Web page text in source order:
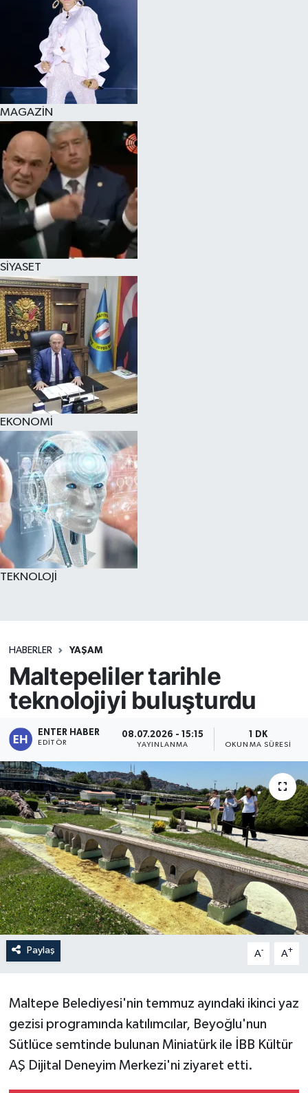
MAGAZİN
SİYASET
EKONOMİ
TEKNOLOJİ
HABERLER YAŞAM
Maltepeliler tarihle
teknolojiyi buluşturdu
ENTER HABER
EDITÖR
08.07.2026 - 15:15
YAYINLANMA
1 DK
OKUNMA SÜRESI
Paylaş A- A+
Maltepe Belediyesi'nin temmuz ayındaki ikinci yaz
gezisi programında katılımcılar, Beyoğlu'nun
Sütlüce semtinde bulunan Miniatürk ile İBB Kültür
AŞ Dijital Deneyim Merkezi'ni ziyaret etti.